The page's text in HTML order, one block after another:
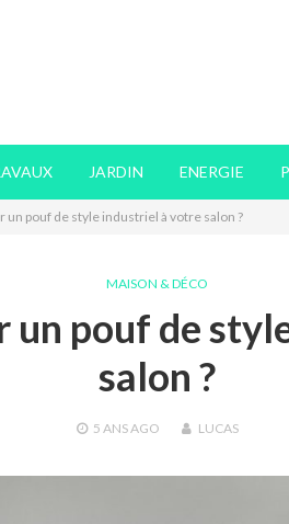
JARDIN ENERGIE
un pouf de style industriel à votre salon ?
MAISON & DÉCO
un pouf de
salon ?
5 ANSAGO LUCAS